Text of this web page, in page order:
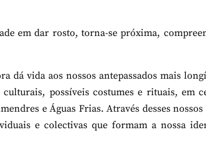
em dar rosto, torna-se próxima,
dá vida aos nossos antepassados mais
possíveis costumes e rituais, em
e Águas Frias. Através desses nossos
e colectivas que formam a nossa